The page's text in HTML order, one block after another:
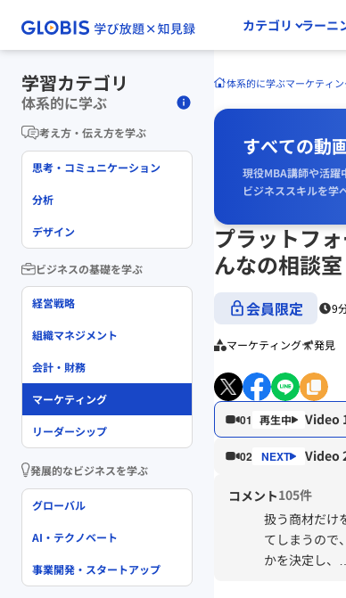
カテゴリ ラーニ
体系的に学ぶマーケティ
すべての動
現役MBA講師や活躍
ビジネススキルを学
プラットフ
んなの相談室
会員限定 9
マーケティング 発見
01 Video
02 Video
コメント105件
扱う商材だけ
てしまうので
かを決定し、
学習カテゴリ
体系的に学ぶ
考え方・伝え方を学ぶ
思考・コミュニケーション
分析
デザイン
ビジネスの基礎を学ぶ
経営戦略
組織マネジメント
会計・財務
マーケティング
リーダーシップ
発展的なビジネスを学ぶ
グローバル
AI・テクノベート
事業開発・スタートアップ